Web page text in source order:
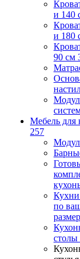
и 140
и 180
90 см
Мебель для
257
Кухни
по
столы